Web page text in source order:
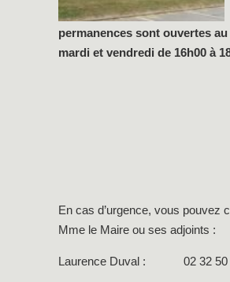
permanences sont ouvertes
mardi et vendredi de 16h00 à
En cas d’urgence, vous pouvez
Mme le Maire ou ses adjoints :
Laurence Duval : 02 32 50